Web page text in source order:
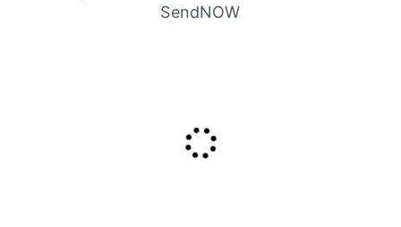
SendNOW